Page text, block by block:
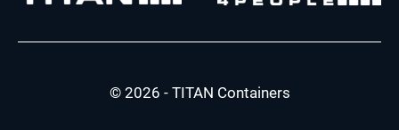
© 2026 - TITAN Containers